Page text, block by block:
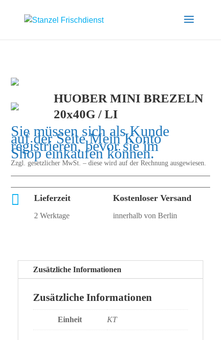
HUOBER MINI BREZELN
20x40G / LI
Sie müssen sich als Kunde
auf der SeiteMein Konto
registrieren, bevor sie im
Shop einkaufen können.
Zzgl. gesetzlicher MwSt. – diese wird auf der Rechnung ausgewiesen.
 Lieferzeit
2 Werktage
Kostenloser Versand
innerhalb von Berlin
Zusätzliche Informationen
Zusätzliche Informationen
Einheit KT